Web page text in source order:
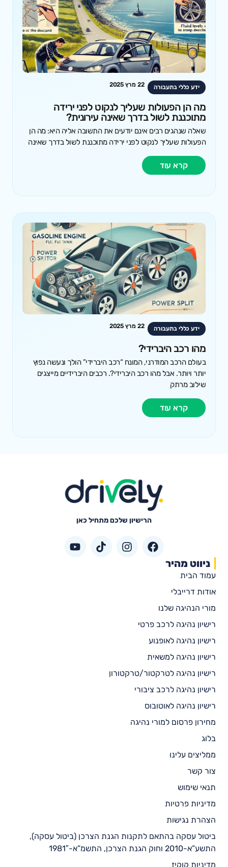
ידע כללי בתעבורה 22 מרץ 2025
מה הן הפעולות שעליך לנקוט לפני ירידה
מתוכננת לשול בדרך שאינה עירונית?
שאלה שנהגים רבים אינם יודעים את התשובה אליה היא: מה הן
הפעולות שעליך לנקוט לפני ירידה מתוכננת לשול בדרך שאינה
קרא עוד
ידע כללי בתעבורה 22 מרץ 2025
מהו רכב היברידי?
בעולם הרכב המודרני, המונח “רכב היברידי” הולך ונעשה נפוץ
יותר ויותר. אבל מהו רכב היברידי?. רכבים היברידיים מייצגים
שילוב מרתק
קרא עוד
הרישיון שלכם מתחיל כאן
ניווט מהיר
עמוד הבית
אודות דרייבלי
מורי הנהיגה שלנו
רישיון נהיגה לרכב פרטי
רישיון נהיגה לאופנוע
רישיון נהיגה למשאית
רישיון נהיגה לטרקטור/טרקטורון
רישיון נהיגה לרכב ציבורי
רישיון נהיגה לאוטובוס
מחירון פרסום למורי נהיגה
בלוג
ממליצים עלינו
צור קשר
תנאי שימוש
מדיניות פרטיות
הצהרת נגישות
ביטול עסקה בהתאם לתקנות הגנת הצרכן (ביטול עסקה),
התשע”א-2010 וחוק הגנת הצרכן, התשמ”א-1981″
מדיניות קוקיז